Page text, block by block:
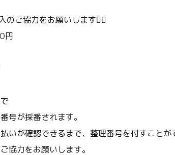
のご協力をお願いします🙇‍♀️
円
号が採番されます。
いが確認できるまで、整理番号を付すことが
協力をお願いします。